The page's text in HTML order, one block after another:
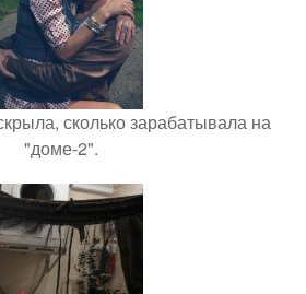
сколько зарабатывала на
"доме-2".